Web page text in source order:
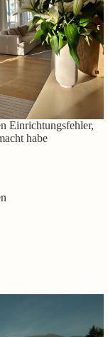
Einrichtungsfehler,
habe